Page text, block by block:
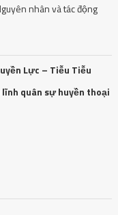
nhân và tác động
Lực – Tiễu Tiễu
quân sự huyền thoại